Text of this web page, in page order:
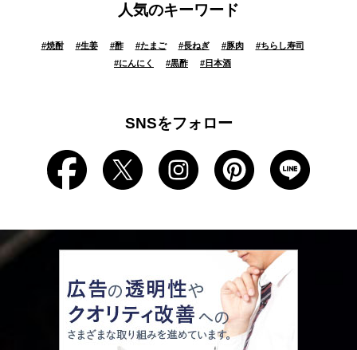
人気のキーワード
#焼酎 #生姜 #酢 #たまご #長ねぎ #豚肉 #ちらし寿司
#にんにく #黒酢 #日本酒
SNSをフォロー